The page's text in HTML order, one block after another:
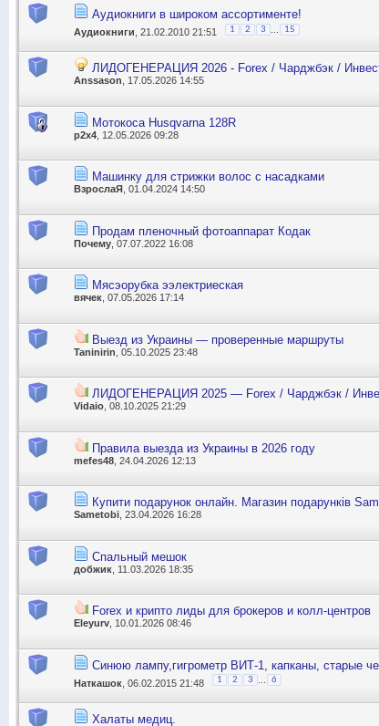
Аудиокниги в широком ассортименте!
Аудиокниги , 21.02.2010 21:51 1 2 3 15
ЛИДОГЕНЕРАЦИЯ 2026 - Forex / Чарджбэк /
Anssason, 17.05.2026 14:55
Мотокоса Husqvarna 128R
p2x4 , 12.05.2026 09:28
Машинку для стрижки волос с насадками
ВзрослаЯ , 01.04.2024 14:50
Продам пленочный фотоаппарат Кодак
Почему , 07.07.2022 16:08
Мясэорубка ээлектриеская
вячек , 07.05.2026 17:14
Выезд из Украины — проверенные маршруты
Taninirin , 05.10.2025 23:48
ЛИДОГЕНЕРАЦИЯ 2025 — Forex / Чарджбэк /
Vidaio , 08.10.2025 21:29
Правила выезда из Украины в 2026 году
mefes48 , 24.04.2026 12:13
Купити подарунок онлайн. Магазин подарунків
Sametobi , 23.04.2026 16:28
Спальный мешок
добжик , 11.03.2026 18:35
Forex и крипто лиды для брокеров и колл-центров
Eleyurv , 10.01.2026 08:46
Синюю лампу,гигрометр ВИТ-1, капканы, старые
Наткашок , 06.02.2015 21:48 1 2 3 6
Халаты медиц.